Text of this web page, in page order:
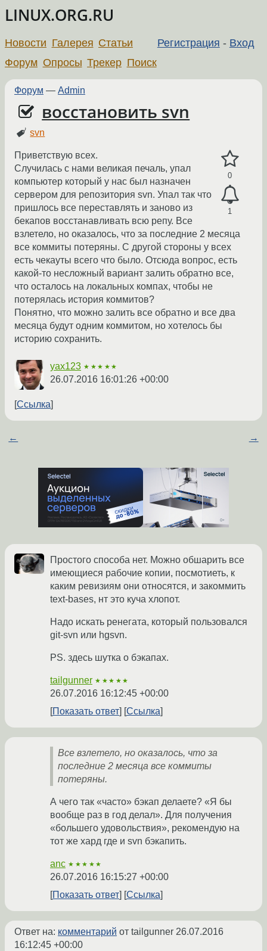
LINUX.ORG.RU
Регистрация - Вход
Новости Галерея Статьи
Форум Опросы Трекер Поиск
Форум — Admin
восстановить svn
svn
0
1
Приветствую всех.
Случилась с нами великая печаль, упал
компьютер который у нас был назначен
сервером для репозитория svn. Упал так что
пришлось все переставлять и заново из
бекапов восстанавливать всю репу. Все
взлетело, но оказалось, что за последние 2 месяца
все коммиты потеряны. С другой стороны у всех
есть чекауты всего что было. Отсюда вопрос, есть
какой-то несложный вариант залить обратно все,
что осталось на локальных компах, чтобы не
потерялась история коммитов?
Понятно, что можно залить все обратно и все два
месяца будут одним коммитом, но хотелось бы
историю сохранить.
yax123 ★★★★★
26.07.2016 16:01:26 +00:00
Ссылка
← →
Простого способа нет. Можно обшарить все
имеющиеся рабочие копии, посмотиеть, к
каким ревизиям они относятся, и закоммить
text-bases, нт это куча хлопот.
Надо искать ренегата, который пользовался
git-svn или hgsvn.
PS. здесь шутка о бэкапах.
tailgunner ★★★★★
26.07.2016 16:12:45 +00:00
Показать ответ
Ссылка
Все взлетело, но оказалось, что за
последние 2 месяца все коммиты
потеряны.
А чего так «часто» бэкап делаете? «Я бы
вообще раз в год делал». Для получения
«большего удовольствия», рекомендую на
тот же хард где и svn бэкапить.
anc ★★★★★
26.07.2016 16:15:27 +00:00
Показать ответ
Ссылка
Ответ на: комментарий от tailgunner 26.07.2016
16:12:45 +00:00